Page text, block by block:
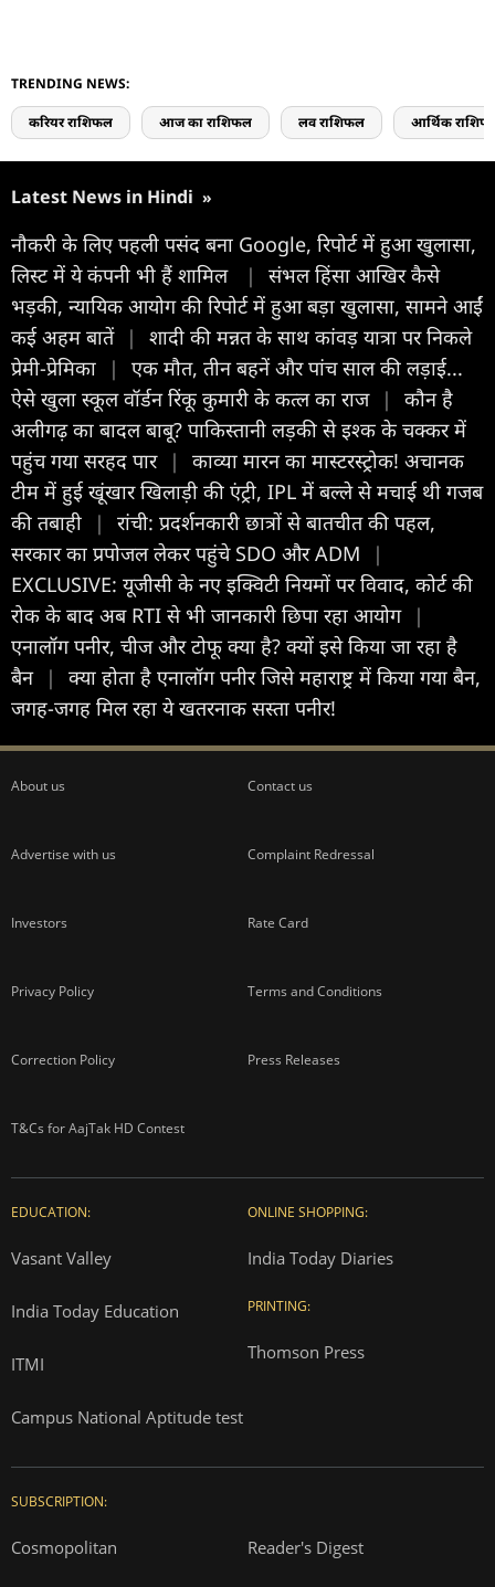
TRENDING NEWS:
करियर राशिफल आज का राशिफल लव राशिफल आर्थिक
Latest News in Hindi »
नौकरी के लिए पहली पसंद बना Google, रिपोर्ट में हुआ खुलासा,
लिस्ट में ये कंपनी भी हैं शामिल
|
संभल हिंसा आखिर कैसे
भड़की, न्यायिक आयोग की रिपोर्ट में हुआ बड़ा खुलासा, सामने आईं
कई अहम बातें |
शादी की मन्नत के साथ कांवड़ यात्रा पर निकले
प्रेमी-प्रेमिका
|
एक मौत, तीन बहनें और पांच साल की लड़ाई...
ऐसे खुला स्कूल वॉर्डन रिंकू कुमारी के कत्ल का राज |
कौन है
अलीगढ़ का बादल बाबू? पाकिस्तानी लड़की से इश्क के चक्कर में
पहुंच गया सरहद पार |
काव्या मारन का मास्टरस्ट्रोक! अचानक
टीम में हुई खूंखार खिलाड़ी की एंट्री, IPL में बल्ले से मचाई थी गजब
की तबाही
|
रांची: प्रदर्शनकारी छात्रों से बातचीत की पहल,
सरकार का प्रपोजल लेकर पहुंचे SDO और ADM
|
EXCLUSIVE: यूजीसी के नए इक्विटी नियमों पर विवाद, कोर्ट की
रोक के बाद अब RTI से भी जानकारी छिपा रहा आयोग |
एनालॉग पनीर, चीज और टोफू क्या है? क्यों इसे किया जा रहा है
बैन |
क्या होता है एनालॉग पनीर जिसे महाराष्ट्र में किया गया बैन,
जगह-जगह मिल रहा ये खतरनाक सस्ता पनीर!
About us Contact us
Advertise with us Complaint Redressal
Investors Rate Card
Privacy Policy Terms and Conditions
Correction Policy Press Releases
T&Cs for AajTak HD Contest
EDUCATION:
Vasant Valley
India Today Education
ITMI
Campus National Aptitude test
ONLINE SHOPPING:
India Today Diaries
PRINTING:
Thomson Press
SUBSCRIPTION:
Cosmopolitan Reader's Digest